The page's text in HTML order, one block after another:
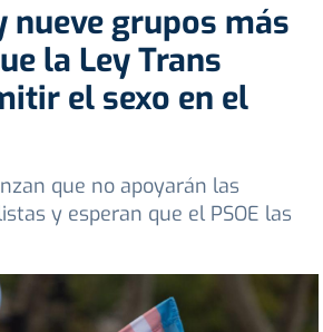
nueve grupos más
la Ley Trans
el sexo en el
que no apoyarán las
y esperan que el PSOE las